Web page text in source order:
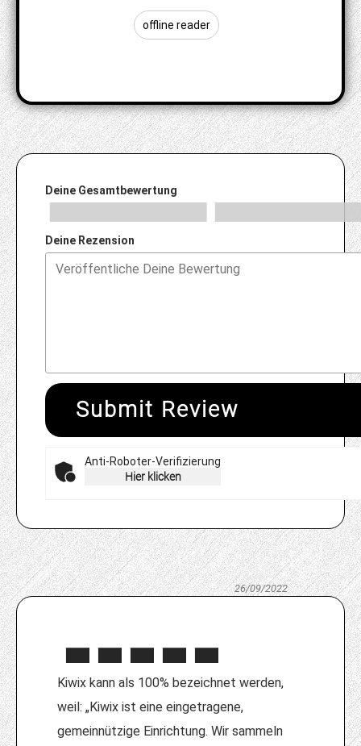
offline reader
Deine Gesamtbewertung
Deine Rezension
Submit Review
Anti-Roboter-Verifizierung
Hier klicken
26/09/2022
Kiwix kann als 100% bezeichnet werden,
weil: „Kiwix ist eine eingetragene,
gemeinnützige Einrichtung. Wir sammeln